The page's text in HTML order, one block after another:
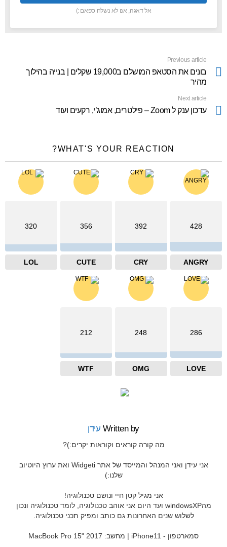
אל דאגה, אנו לא נשלח ספאם :)
more
Previous article
בונים את הסטאפ המושלם ב19,000 שקלים | בנייה בהילוך
מהיר
Next article
עדכון ענק ל Zoom – פילטרים, אמוג’י, רקעים ועוד
WHAT'S YOUR REACTION?
428
ANGRY
392
CRY
356
CUTE
320
LOL
286
LOVE
248
OMG
212
WTF
Written by עידן
מה קורה קוראים וקוראות יקרים:)?
אני עידן ואני המנהל והמייסד של אתר Widgeti ואת ערוץ היוטיוב
שלנו:)
אני מגיל קטן חיי ונושם טכנולוגיה!
מהwindowsXP ועד היום אני אוהב טכנולוגיה, לומד טכנולוגיה ונכון
לשלוש שנים האחרונות גם כותב ומפיק תכני טכנולוגיה.
סמארטפון - iPhone11 | מחשב: MacBook Pro 15" 2017